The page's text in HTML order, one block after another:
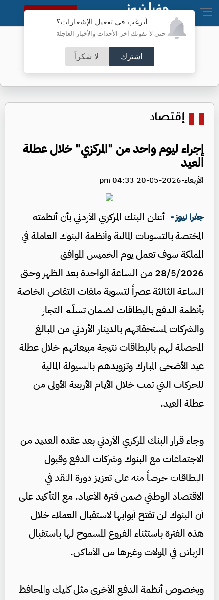
أترغب في تفعيل الإشعارات؟
حتى لا تفوتك آخر الأحداث والأخبار العاجلة
اشترك لا شكراً
النسخة الكاملة
البكالوريوس- تفاصيل
إقتصاد
إجراء ليوم واحد من "المركزي" خلال عطلة
العيد
الأربعاء-2026-05-20 04:33 pm
جفرا نيوز - أعلن البنك المركزي الأردني بأن أنظمته
المختصة بالتسويات المالية وأنظمة البنوك العاملة في
المملكة سوف تعمل يوم الخميس الموافق
28/5/2026 من الساعة الواحدة بعد الظهر وحتى
الساعة الثالثة عصراً لتسوية ملفات التقاص الخاصة
بأنظمة الدفع بالبطاقات لضمان تسلّم التجار
والشركات لمستحقاتهم بالدينار الأردني من المبالغ
المحصلة لهم بالبطاقات نتيجة مبيعاتهم خلال عطلة
عيد الأضحى المبارك وتزويدهم بالسيولة المالية
للحركات التي تمت خلال الأيام الأربعة الأولى من
عطلة العيد.
وجاء قرار البنك المركزي الأردني بعد عقده العديد من
الاجتماعات مع البنوك وشركات الدفع وقبول
البطاقات حرصاً منه على تعزيز دورة النقد في
الاقتصاد الوطني ضمن فترة الأعياد. مع التأكيد على
أن البنوك لن تفتح أبوابها لاستقبال العملاء خلال
هذه الفترة باستثناء الفروع المسموح لها باستقبال
الزبائن في المولات وغيرها من الأماكن.
وبخصوص أنظمة الدفع الأخرى مثل كليك والمحافظ